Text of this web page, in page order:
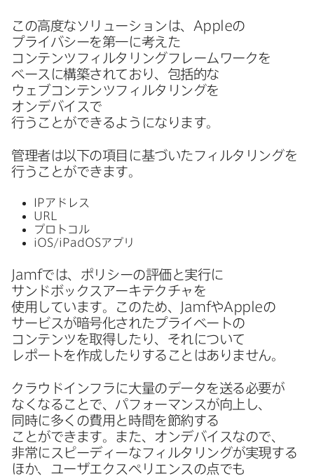
この​高度な​ソリューションは、 Appleの​
プライバシーを​第一に​考えた​
コンテンツフィルタリングフレームワークを​
ベースに​構築されており、​包括的な​
ウェブコンテンツフィルタリングを​
オンデバイスで​
行うことができるようになります。
管理者は​以下の​項目に​基づいた​フィルタリングを​
行うことができます。
IPアドレス
URL
プロトコル
iOS/iPadOSアプリ
Jamfでは、​ポリシーの​評価と​実行に​
サンドボックスアーキテクチャを​
使用しています。​この​ため、
JamfやAppleの​
サービスが​暗号化された​プライベートの​
コンテンツを​取得したり、​それに​ついて​
レポートを​作成したりする​ことは​ありません。
クラウドインフラに​大量の​データを​送る​必要が​
なくなる​ことで、​パフォーマンスが​向上し、​
同時に​多くの​費用と​時間を​節約する​
ことができます。​また、​オンデバイスなので、​
非常に​スピーディーな​フィルタリングが​実現する​
ほか、​ユーザエクスペリエンスの​点でも​